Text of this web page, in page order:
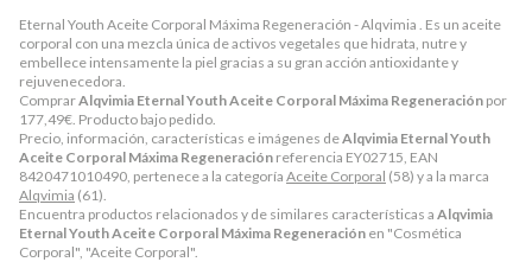
Eternal Youth Aceite Corporal Máxima Regeneración - Alqvimia . Es un aceite
corporal con una mezcla única de activos vegetales que hidrata, nutre y
embellece intensamente la piel gracias a su gran acción antioxidante y
rejuvenecedora.
ComprarAlqvimia Eternal Youth Aceite Corporal Máxima Regeneración por
177,49€ . Producto bajo pedido.
Precio, información, características e imágenes deAlqvimia Eternal Youth
Aceite Corporal Máxima Regeneración referencia EY02715, EAN
8420471010490, pertenece a la categoría Aceite Corporal (58) y a la marca
Alqvimia (61).
Encuentra productos relacionados y de similares características a Alqvimia
Eternal Youth Aceite Corporal Máxima Regeneración en "Cosmética
Corporal", "Aceite Corporal".